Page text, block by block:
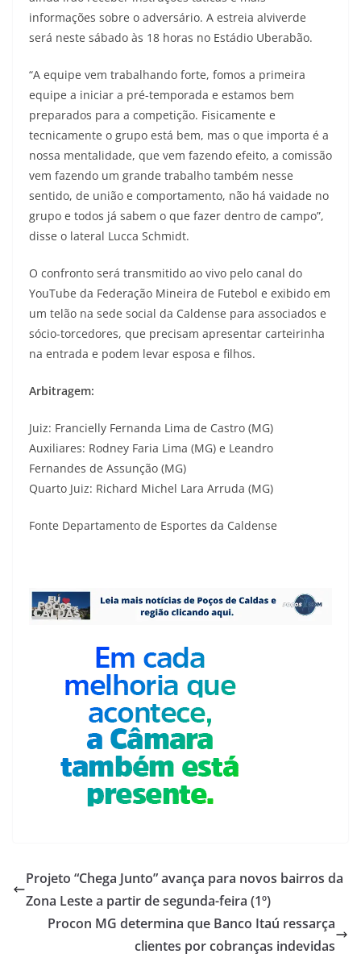
informações sobre o adversário. A estreia alviverde
será neste sábado às 18 horas no Estádio Uberabão.
“A equipe vem trabalhando forte, fomos a primeira
equipe a iniciar a pré-temporada e estamos bem
preparados para a competição. Fisicamente e
tecnicamente o grupo está bem, mas o que importa é a
nossa mentalidade, que vem fazendo efeito, a comissão
vem fazendo um grande trabalho também nesse
sentido, de união e comportamento, não há vaidade no
grupo e todos já sabem o que fazer dentro de campo”,
disse o lateral Lucca Schmidt.
O confronto será transmitido ao vivo pelo canal do
YouTube da Federação Mineira de Futebol e exibido em
um telão na sede social da Caldense para associados e
sócio-torcedores, que precisam apresentar carteirinha
na entrada e podem levar esposa e filhos.
Arbitragem:
Juiz: Francielly Fernanda Lima de Castro (MG)
Auxiliares: Rodney Faria Lima (MG) e Leandro
Fernandes de Assunção (MG)
Quarto Juiz: Richard Michel Lara Arruda (MG)
Fonte Departamento de Esportes da Caldense
Projeto “Chega Junto” avança para novos bairros da
Zona Leste a partir de segunda-feira (1º)
Procon MG determina que Banco Itaú ressarça
clientes por cobranças indevidas